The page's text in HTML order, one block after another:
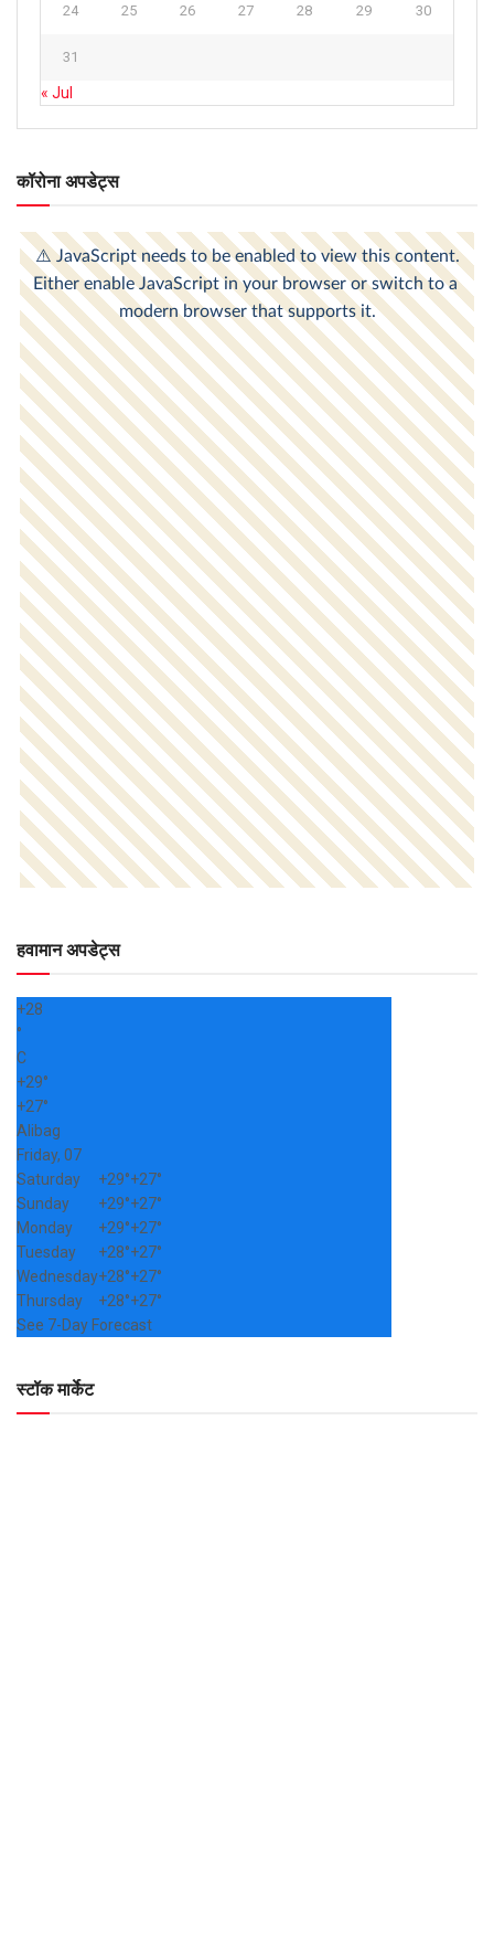
24 25 26 27 28 29 30
31
« Jul
कॉरोना अपडेट्स
हवामान अपडेट्स
+28
°
C
+29°
+27°
Alibag
Friday, 07
Saturday
+29°+27°
Sunday
+29°+27°
Monday
+29°+27°
Tuesday
+28°+27°
Wednesday+28°+27°
Thursday
+28°+27°
See 7-Day Forecast
स्टॉक मार्केट